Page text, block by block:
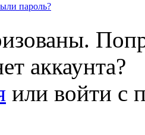
пароль?
аккаунта?
или войти с